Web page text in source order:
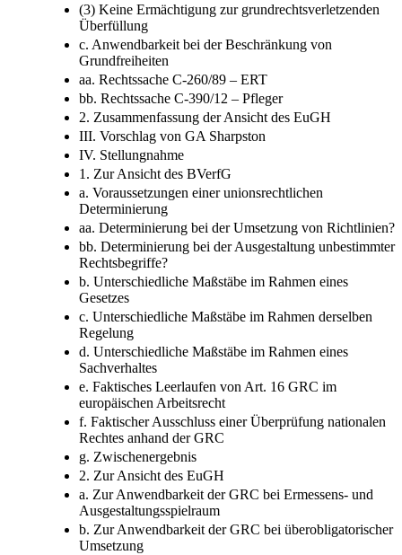
(3) Keine Ermächtigung zur grundrechtsverletzenden
Überfüllung
c. Anwendbarkeit bei der Beschränkung von
Grundfreiheiten
aa. Rechtssache C-260/89 – ERT
bb. Rechtssache C-390/12 – Pfleger
2. Zusammenfassung der Ansicht des EuGH
III. Vorschlag von GA Sharpston
IV. Stellungnahme
1. Zur Ansicht des BVerfG
a. Voraussetzungen einer unionsrechtlichen
Determinierung
aa. Determinierung bei der Umsetzung von Richtlinien?
bb. Determinierung bei der Ausgestaltung unbestimmter
Rechtsbegriffe?
b. Unterschiedliche Maßstäbe im Rahmen eines
Gesetzes
c. Unterschiedliche Maßstäbe im Rahmen derselben
Regelung
d. Unterschiedliche Maßstäbe im Rahmen eines
Sachverhaltes
e. Faktisches Leerlaufen von Art. 16 GRC im
europäischen Arbeitsrecht
f. Faktischer Ausschluss einer Überprüfung nationalen
Rechtes anhand der GRC
g. Zwischenergebnis
2. Zur Ansicht des EuGH
a. Zur Anwendbarkeit der GRC bei Ermessens- und
Ausgestaltungsspielraum
b. Zur Anwendbarkeit der GRC bei überobligatorischer
Umsetzung